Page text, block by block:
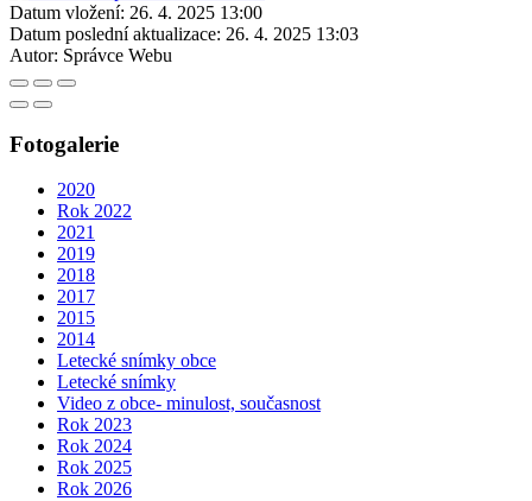
Datum vložení: 26. 4. 2025 13:00
Datum poslední aktualizace: 26. 4. 2025 13:03
Autor: Správce Webu
Fotogalerie
2020
Rok 2022
2021
2019
2018
2017
2015
2014
Letecké snímky obce
Letecké snímky
Video z obce- minulost, současnost
Rok 2023
Rok 2024
Rok 2025
Rok 2026